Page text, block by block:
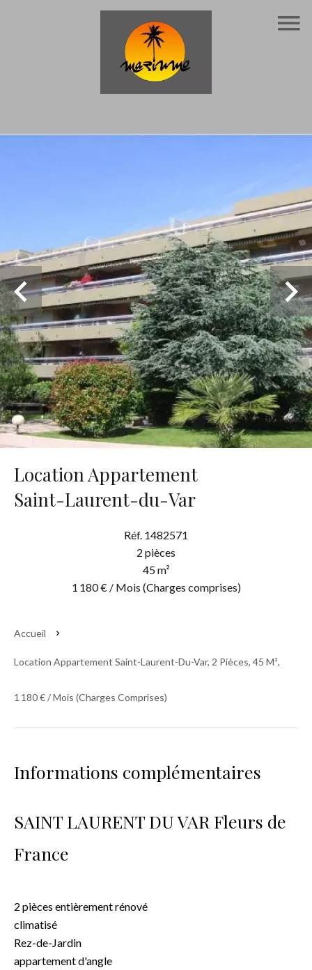
Location Appartement
Saint-Laurent-du-Var
Réf. 1482571
2 pièces
45 m²
1 180 € / Mois (Charges comprises)
Accueil
Location Appartement Saint-Laurent-Du-Var, 2 Pièces, 45 M²,
1 180 € / Mois (Charges Comprises)
Informations complémentaires
SAINT LAURENT DU VAR Fleurs de
France
2 pièces entièrement rénové
climatisé
Rez-de-Jardin
appartement d'angle